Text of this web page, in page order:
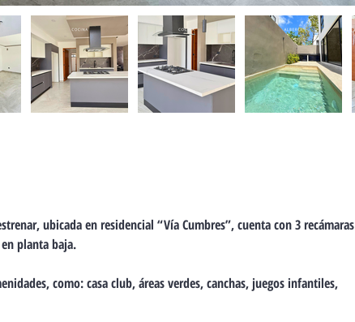
ubicada en residencial “Vía Cumbres”, cuenta con 3 recámaras
planta baja.
como: casa club, áreas verdes, canchas, juegos infantiles,